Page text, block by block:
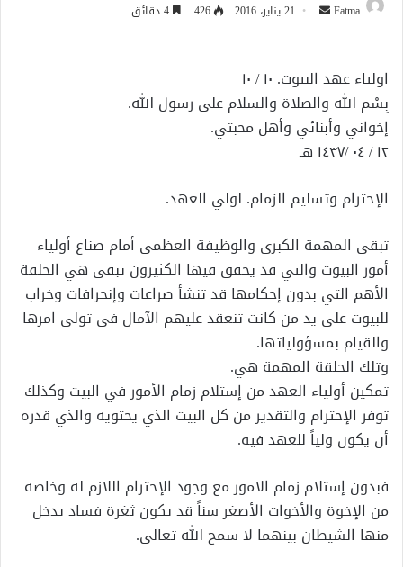
Fatma
أرسل 21 يناير، 2016 426
اولياء عهد البيوت. ١٠ / ١٠
بِسْم الله والصلاة والسلام على رسول الله.
إخواني وأبنائي وأهل محبتي.
١٢ / ٠٤ /١٤٣٧ هـ
الإحترام وتسليم الزمام. لولي العهد.
تبقى المهمة الكبرى والوظيفة العظمى أمام صناع أولياء
أمور البيوت والتي قد يخفق فيها الكثيرون تبقى هي الحلقة
الأهم التي بدون إحكامها قد تنشأ صراعات وإنحرافات وخراب
للبيوت على يد من كانت تنعقد عليهم الآمال في تولي امرها
والقيام بمسؤولياتها.
وتلك الحلقة المهمة هي.
تمكين أولياء العهد من إستلام زمام الأمور في البيت وكذلك
توفر الإحترام والتقدير من كل البيت الذي يحتويه والذي قدره
أن يكون ولياً للعهد فيه.
فبدون إستلام زمام الامور مع وجود الإحترام اللازم له وخاصة
من الإخوة والأخوات الأصغر سناً قد يكون ثغرة فساد يدخل
منها الشيطان بينهما لا سمح الله تعالى.